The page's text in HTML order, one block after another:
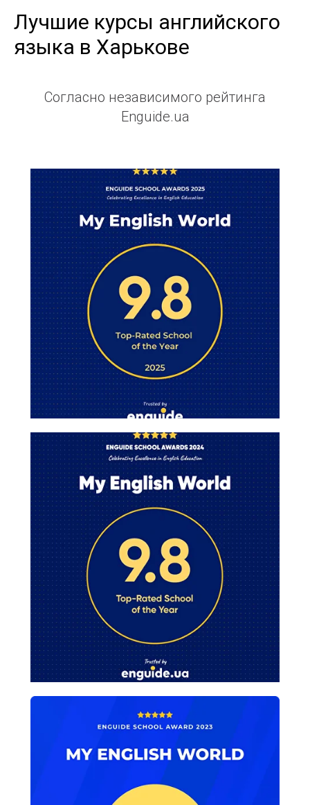
Лучшие курсы английского
языка в Харькове
Согласно независимого рейтинга
Enguide.ua